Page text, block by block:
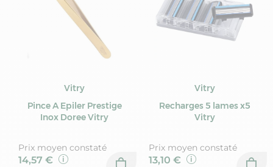
Vitry
Pince A Epiler Prestige
Inox Doree Vitry
Prix moyen constaté
14,57 €
Vitry
Recharges 5 lames x5
Vitry
Prix moyen constaté
13,10 €